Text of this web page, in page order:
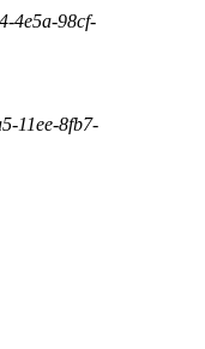
4e5a-98cf-
11ee-8fb7-